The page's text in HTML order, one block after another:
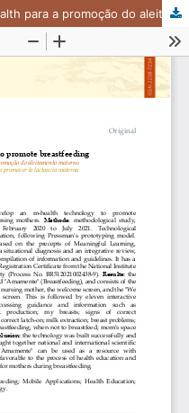
Construção de tecnologia m-health para a promoção do aleitamento materno